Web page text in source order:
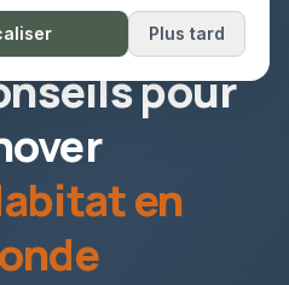
conseils d'experts
pour
en
Plus tard